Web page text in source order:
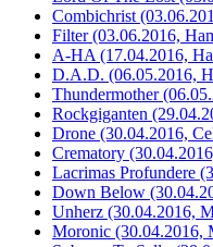
Combichrist
Filter (03.06.2016,
A-HA (17.04.2016,
D.A.D. (06.05.2016,
Thundermother
Rockgiganten
Drone (30.04.2016,
Crematory
Lacrimas Profundere
Down Below
Unherz (30.04.2016,
Moronic (30.04.2016,